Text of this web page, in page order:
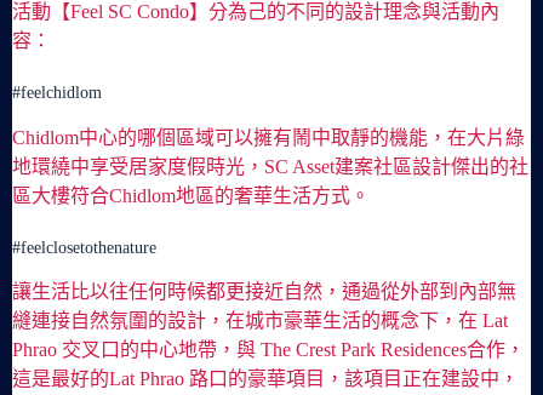
活動【Feel SC Condo】分為己的不同的設計理念與活動內
容：
#feelchidlom
Chidlom中心的哪個區域可以擁有鬧中取靜的機能，在大片綠
地環繞中享受居家度假時光，SC Asset建案社區設計傑出的社
區大樓符合Chidlom地區的奢華生活方式。
#feelclosetothenature
讓生活比以往任何時候都更接近自然，通過從外部到內部無
縫連接自然氛圍的設計，在城市豪華生活的概念下，在 Lat
Phrao 交叉口的中心地帶，與 The Crest Park Residences合作，
這是最好的Lat Phrao 路口的豪華項目，該項目正在建設中，